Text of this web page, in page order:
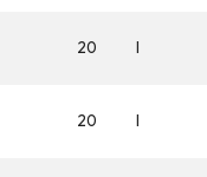
20 I
20 I